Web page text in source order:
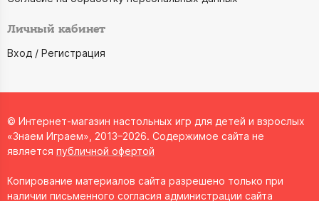
Личный кабинет
Вход / Регистрация
© Интернет-магазин настольных игр для детей и взрослых
«Знаем Играем», 2013–2026. Содержимое сайта не
является публичной офертой
Копирование материалов сайта разрешено только при
наличии письменного согласия администрации сайта